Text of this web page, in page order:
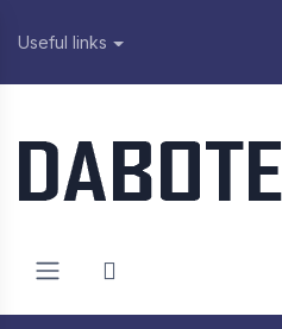
Useful links